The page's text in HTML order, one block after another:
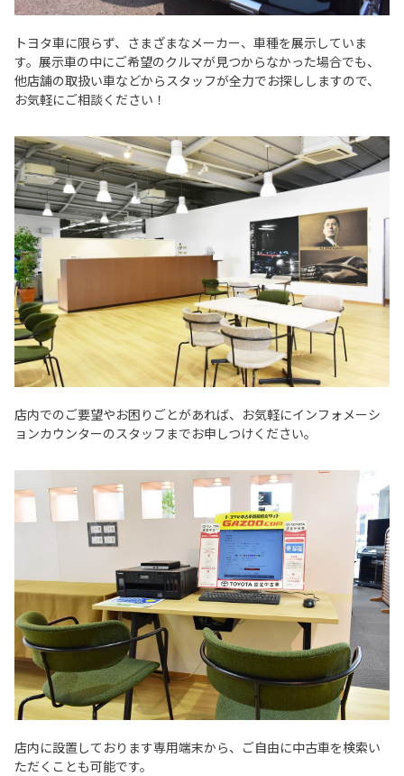
トヨタ車に限らず、さまざまなメーカー、車種を展示していま
す。展示車の中にご希望のクルマが見つからなかった場合でも、
他店舗の取扱い車などからスタッフが全力でお探ししますので、
お気軽にご相談ください！
店内でのご要望やお困りごとがあれば、お気軽にインフォメーシ
ョンカウンターのスタッフまでお申しつけください。
店内に設置しております専用端末から、ご自由に中古車を検索い
ただくことも可能です。